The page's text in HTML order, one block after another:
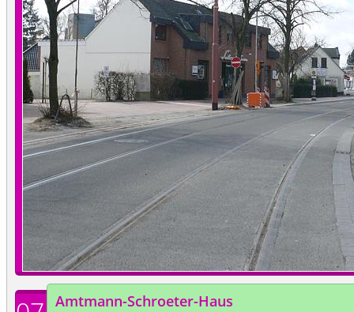
Amtmann-Schroeter-Haus